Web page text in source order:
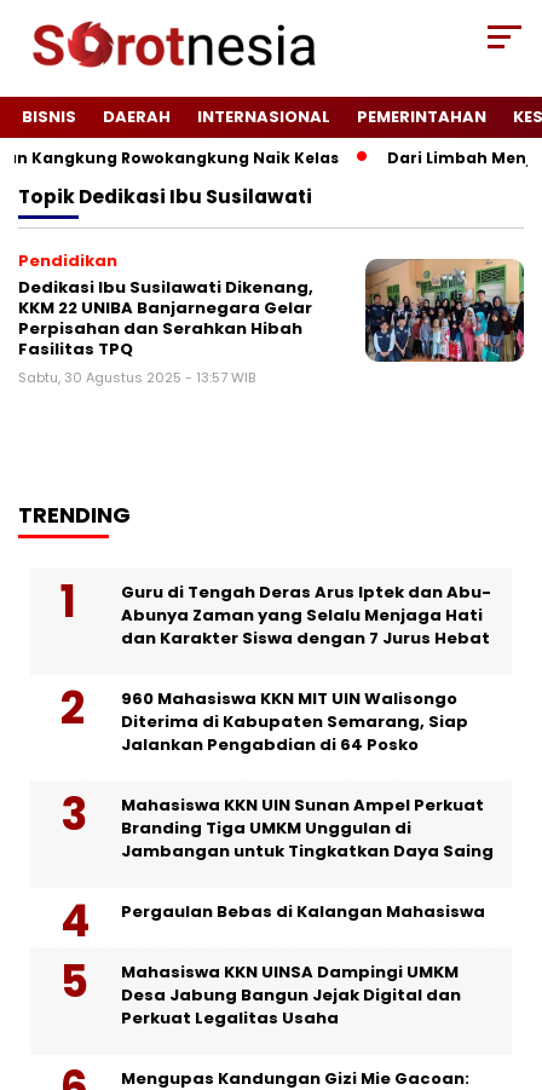
BISNIS DAERAH INTERNASIONAL PEMERINTAHAN
Kangkung Rowokangkung Naik Kelas Dari Limbah
TopikDedikasi Ibu Susilawati
Pendidikan
Dedikasi Ibu Susilawati Dikenang,
KKM 22 UNIBA Banjarnegara Gelar
Perpisahan dan Serahkan Hibah
Fasilitas TPQ
Sabtu, 30 Agustus 2025 - 13:57 WIB
TRENDING
Guru di Tengah Deras Arus Iptek dan Abu-
Abunya Zaman yang Selalu Menjaga Hati
dan Karakter Siswa dengan 7 Jurus Hebat
960 Mahasiswa KKN MIT UIN Walisongo
Diterima di Kabupaten Semarang, Siap
Jalankan Pengabdian di 64 Posko
Mahasiswa KKN UIN Sunan Ampel Perkuat
Branding Tiga UMKM Unggulan di
Jambangan untuk Tingkatkan Daya Saing
Pergaulan Bebas di Kalangan Mahasiswa
Mahasiswa KKN UINSA Dampingi UMKM
Desa Jabung Bangun Jejak Digital dan
Perkuat Legalitas Usaha
Mengupas Kandungan Gizi Mie Gacoan: